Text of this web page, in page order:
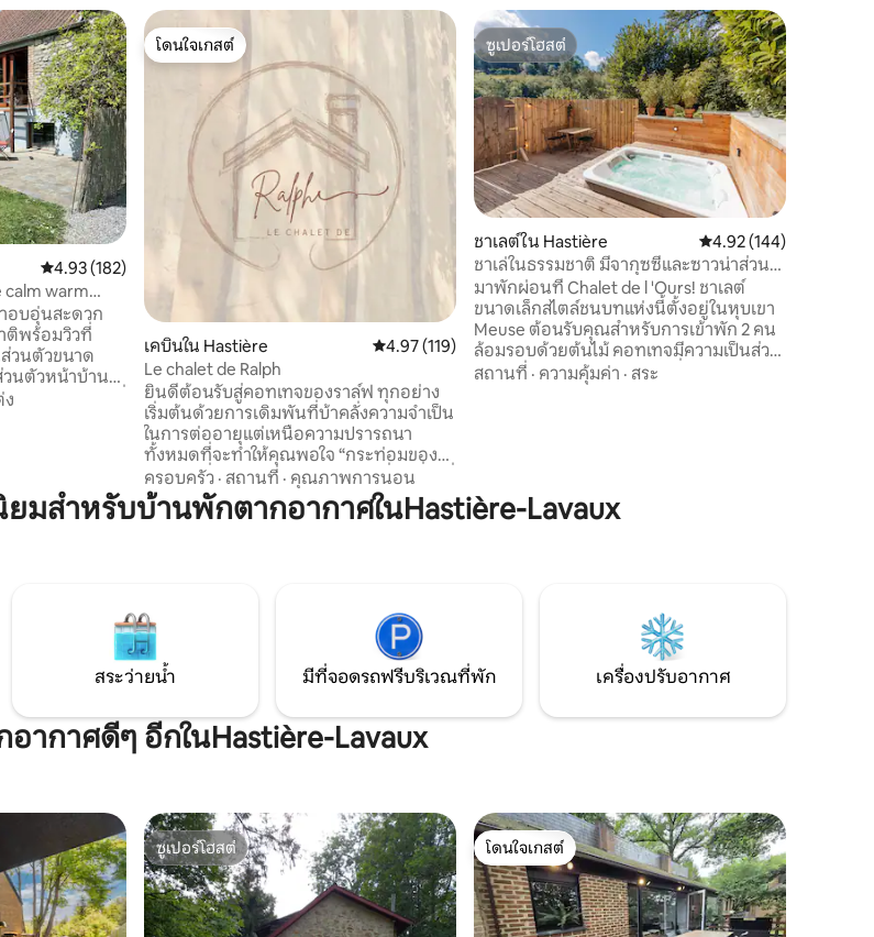
คะแนนเฉลี่ย 4.93 จาก 5, 182 รีวิว
4.93 (182)
warm
อบอุ่นสะดวก
ติพร้อมวิวที่
วนตัวขนาด
นตัวหน้าบ้าน
โดนใจเกสต์
โดนใจเกสต์
เคบินใน Hastière คะแนนเฉลี่ย 4.97 จาก 5, 119 รีวิว
4.97 (119)
Le chalet de Ralph
ยินดีต้อนรับสู่คอทเทจของราล์ฟ ทุกอย่าง
เริ่มต้นด้วยการเดิมพันที่บ้าคลั่งความจำเป็น
ในการต่ออายุแต่เหนือความปรารถนา
ทั้งหมดที่จะทำให้คุณพอใจ “กระท่อมของ
ราล์ฟ” เพื่อแสดงความเคารพต่อเพื่อนสี่ขาที่
ไม่เหมือนใครแนวคิดในภาพของเขาเรียบง่าย
และหรูหรา ความบ้าคลั่งเล็กน้อยที่ผสม
สำหรับนักเดินทางที่มองหาความสงบและ
ธรรมชาติ
ครอบครัว · สถานที่ · คุณภาพการนอน
ซูเปอร์โฮสต์
ซูเปอร์โฮสต์
ชาเลต์ใน Hastière คะแนนเฉลี่ย 4.92 จาก
4.92 (144)
ชาเล่ในธรรมชาติ มีจากุซซี่และซาวน่าส่วน
ตัว
มาพักผ่อนที่ Chalet de l 'Ours! ชาเลต์
ขนาดเล็กสไตล์ชนบทแห่งนี้ตั้งอยู่ในหุบเขา
Meuse ต้อนรับคุณสำหรับการเข้าพัก 2 คน
ล้อมรอบด้วยต้นไม้ คอทเทจมีความเป็นส่วน
ตัวอย่างสมบูรณ์และมีจากุซซี่และซาวน่า
อินฟราเรดสำหรับช่วงเวลาแห่งการพักผ่อน
ดิน็อง ปราสาท... ศูนย์กลางของอัสตีแยร์มี
ร้านอาหารและร้านค้า ขับรถ 2 นาทีถึง!
สถานที่ · ความคุ้มค่า · สระ
มสำหรับบ้านพักตากอากาศในHastière-Lavaux
สระว่ายน้ำ มีที่จอดรถฟรีบริเวณที่พัก เครื่องปรับอากาศ
ากาศดีๆ อีกในHastière-Lavaux
ซูเปอร์โฮสต์
ซูเปอร์โฮสต์
โดนใจเกสต์
โดนใจเกสต์